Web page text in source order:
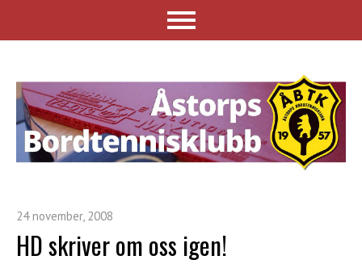
24 november, 2008
HD skriver om oss igen!